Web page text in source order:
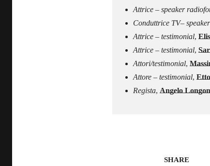
Attrice – speaker
Conduttrice TV–
Attrice – testimonial,
Attrice – testimonial,
Attori/testimonial,
Attore – testimonial,
Regista, Angelo
SHARE